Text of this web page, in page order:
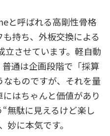
と呼ばれる高剛性骨格
持ち、外板交換による
立させています。軽自動
通は企画段階で「採算
ものですが、それを量
はちゃんと価値があり
無駄に見えるけど楽し
妙に本気です。